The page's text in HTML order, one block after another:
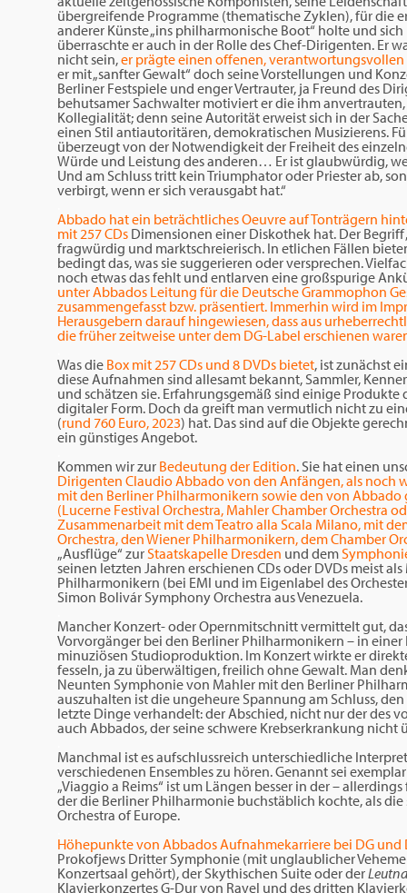
übergreifende Programme (thematische Zyklen), für die
anderer Künste „ins philharmonische Boot“ holte und
überraschte er auch in der Rolle des Chef-Dirigenten. Er
nicht sein,er prägte einen offenen,
er mit „sanfter Gewalt“ doch seine Vorstellungen und
Berliner Festspiele und enger Vertrauter, ja Freund des
behutsamer Sachwalter motiviert er die ihm
Kollegialität; denn seine Autorität erweist sich in der
einen Stil antiautoritären, demokratischen Musizierens.
überzeugt von der Notwendigkeit der Freiheit des
Würde und Leistung des anderen… Er ist glaubwürdig,
Und am Schluss tritt kein Triumphator oder Priester ab,
verbirgt, wenn er sich verausgabt hat.“
Abbado hat ein beträchtliches Oeuvre auf Tonträgern
mit 257 CDs Dimensionen einer Diskothek hat. Der
fragwürdig und marktschreierisch. In etlichen Fällen
bedingt das, was sie suggerieren oder versprechen.
noch etwas das fehlt und entlarven eine großspurige
unter Abbados Leitung für die Deutsche Grammophon
zusammengefasst bzw. präsentiert. Immerhin wird im
Herausgebern darauf hingewiesen, dass aus
die früher zeitweise unter dem DG-Label erschienen
Was die Box mit 257 CDs und 8 DVDs bietet, ist zunächst
diese Aufnahmen sind allesamt bekannt, Sammler,
und schätzen sie. Erfahrungsgemäß sind einige
digitaler Form. Doch da greift man vermutlich nicht zu
(rund 760 Euro, 2023) hat. Das sind auf die Objekte
ein günstiges Angebot.
Kommen wir zur Bedeutung der Edition. Sie hat einen
Dirigenten Claudio Abbado von den Anfängen, als noch
mit den Berliner Philharmonikern sowie den von
(Lucerne Festival Orchestra, Mahler Chamber Orchestra
Zusammenarbeit mit dem Teatro alla Scala Milano, mit
Orchestra, den Wiener Philharmonikern, dem Chamber
„Ausflüge“ zurStaatskapelle Dresden und dem
seinen letzten Jahren erschienen CDs oder DVDs meist
Philharmonikern (bei EMI und im Eigenlabel des
Simon Bolivár Symphony Orchestra aus Venezuela.
Mancher Konzert- oder Opernmitschnitt vermittelt gut,
Vorvorgänger bei den Berliner Philharmonikern – in
minuziösen Studioproduktion. Im Konzert wirkte er
fesseln, ja zu überwältigen, freilich ohne Gewalt. Man
Neunten Symphonie von Mahler mit den Berliner
auszuhalten ist die ungeheure Spannung am Schluss,
letzte Dinge verhandelt: der Abschied, nicht nur der des
auch Abbados, der seine schwere Krebserkrankung
Manchmal ist es aufschlussreich unterschiedliche
verschiedenen Ensembles zu hören. Genannt sei
„Viaggio a Reims“ ist um Längen besser in der –
der die Berliner Philharmonie buchstäblich kochte, als
Orchestra of Europe.
Höhepunkte von Abbados Aufnahmekarriere bei DG und
Prokofjews Dritter Symphonie (mit unglaublicher
Konzertsaal gehört), der Skythischen Suite oder der
Klavierkonzertes G-Dur von Ravel und des dritten